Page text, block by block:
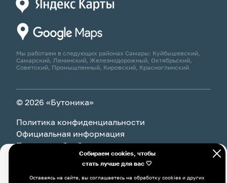
6 790 ₽
Мы работаем в следующих районах Самары: Куйбышевский,
Самарский, Ленинский, Железнодорожный, Октябрьский,
Советский, Промышленный, Кировский, Красноглинский
© 2026 «Бутоника»
Политика конфиденциальности
Официальная информация
Политика обработки персональных данных
Оставаясь на сайте, вы соглашаетесь на обработку cookies и
использованием системы Яндекс Метрика, в соответствии с
Собираем cookies, чтобы
стать лучше для вас 🤍
Оставаясь на сайте, вы соглашаетесь на обработку cookies и других